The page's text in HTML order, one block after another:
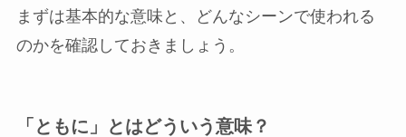
まずは基本的な意味と、どんなシーンで使われる
のかを確認しておきましょう。
「ともに」とはどういう意味？